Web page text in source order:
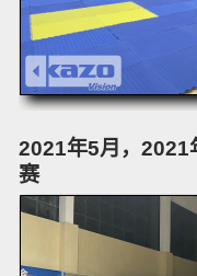
2021年5月，2021
赛